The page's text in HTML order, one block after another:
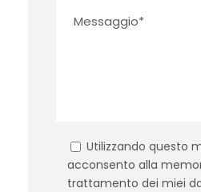
Utilizzando questo
acconsento alla
trattamento dei miei